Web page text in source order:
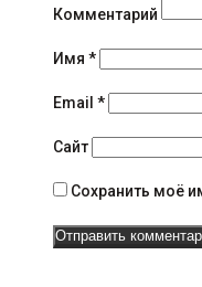
и
я
н
а
в
и
г
Комментарий
Имя *
Email *
Сайт
Сохранить моё